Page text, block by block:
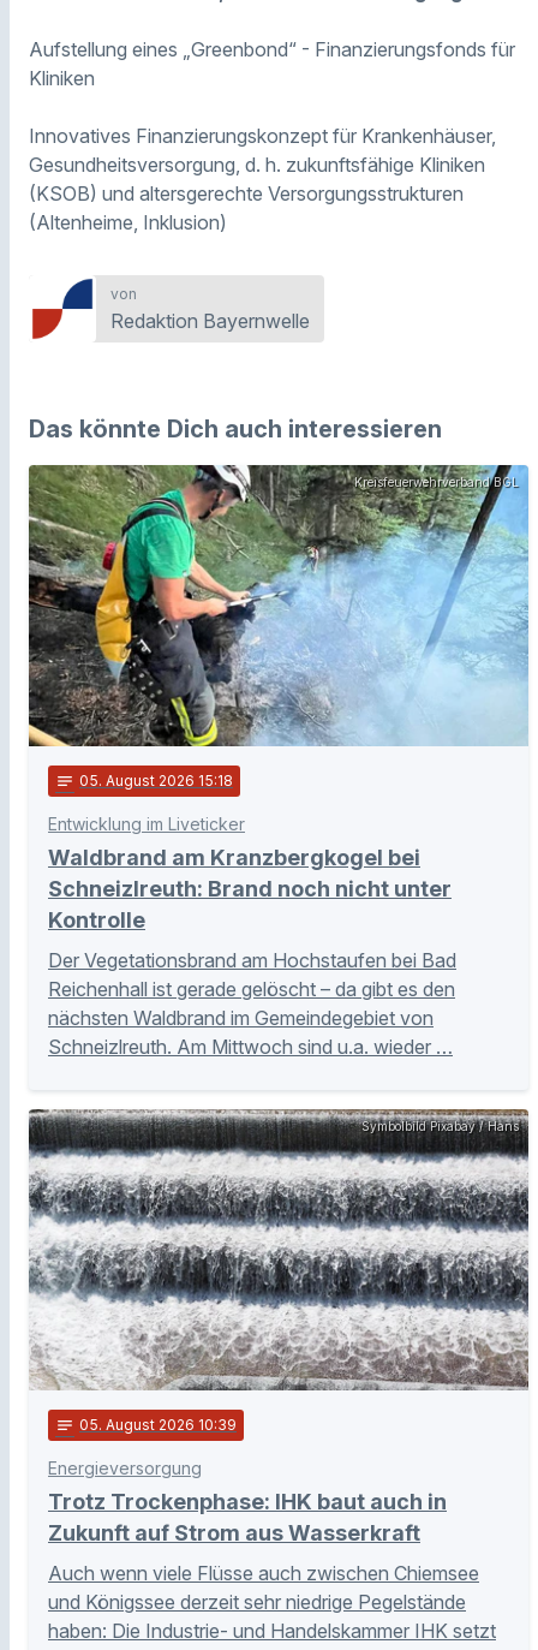
Aufstellung eines „Greenbond“ - Finanzierungsfonds für
Kliniken
Innovatives Finanzierungskonzept für Krankenhäuser,
Gesundheitsversorgung, d. h. zukunftsfähige Kliniken
(KSOB) und altersgerechte Versorgungsstrukturen
(Altenheime, Inklusion)
von
Redaktion Bayernwelle
Das könnte Dich auch interessieren
Kreisfeuerwehrverband BGL
notes 05. August 2026 15:18
Entwicklung im Liveticker
Waldbrand am Kranzbergkogel bei
Schneizlreuth: Brand noch nicht unter
Kontrolle
Der Vegetationsbrand am Hochstaufen bei Bad
Reichenhall ist gerade gelöscht – da gibt es den
nächsten Waldbrand im Gemeindegebiet von
Schneizlreuth. Am Mittwoch sind u.a. wieder …
Symbolbild Pixabay / Hans
notes 05. August 2026 10:39
Energieversorgung
Trotz Trockenphase: IHK baut auch in
Zukunft auf Strom aus Wasserkraft
Auch wenn viele Flüsse auch zwischen Chiemsee
und Königssee derzeit sehr niedrige Pegelstände
haben: Die Industrie- und Handelskammer IHK setzt